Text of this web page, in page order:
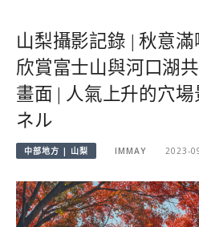
山梨攝影記錄 | 秋意
欣賞富士山與河口湖
畫面 | 人氣上升的穴
ネル
中部地方 | 山梨 IMMAY 2023-